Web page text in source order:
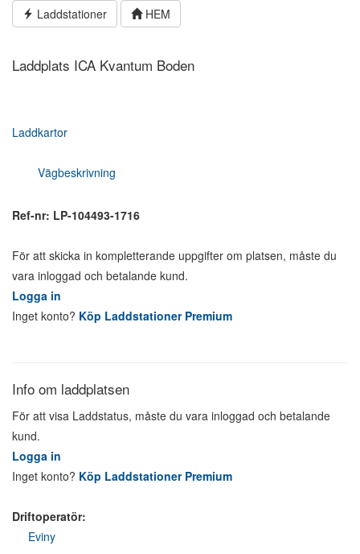
Hoppa Laddstationer HEM
Laddplats ICA Kvantum Boden
Laddkartor
Vägbeskrivning
Ref-nr: LP-104493-1716
För att skicka in kompletterande uppgifter om platsen, måste du
vara inloggad och betalande kund.
Logga in
Inget konto? Köp Laddstationer Premium
Info om laddplatsen
För att visa Laddstatus, måste du vara inloggad och betalande
kund.
Logga in
Inget konto? Köp Laddstationer Premium
Driftoperatör:
Eviny